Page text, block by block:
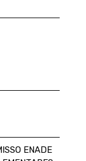
ENADE